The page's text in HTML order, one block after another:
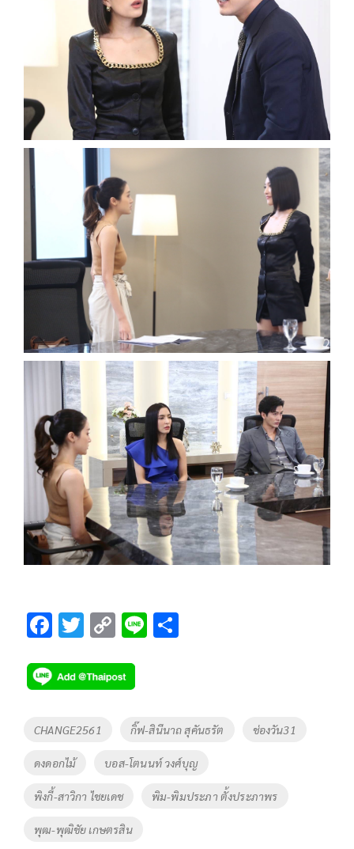
F
e
b
o
o
k
T
tt
er
C
p
y
Li
n
k
Li
Tags
CHANGE2561 กิ๊ฟ-สินีนาถ สุคันธรัต ช่องวัน31
ดงดอกไม้ บอส-โตนนท์ วงศ์บุญ
พิงกี้-สาวิกา ไชยเดช พิม-พิมประภา ตั้งประภาพร
พุฒ-พุฒิชัย เกษตรสิน